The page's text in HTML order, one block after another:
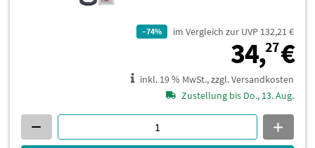
–74% im Vergleich zur UVP 132,21 €
34,27€
inkl. 19 % MwSt., zzgl. Versandkosten
Zustellung bis Do., 13. Aug.